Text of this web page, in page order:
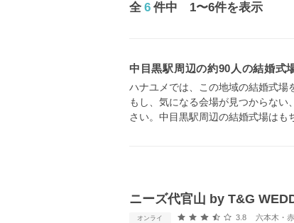
全 6 件中 1〜6件を表示
中目黒駅周辺の約90人の結婚式
ハナユメでは、この地域の結婚式場
もし、気になる会場が見つからな
さい。中目黒駅周辺の結婚式場はも
ニーズ代官山 by T&G
オンライ
口コミ評価
3.8 六本木・赤